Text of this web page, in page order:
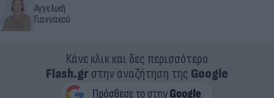
Αγγελική
Γιαννακού
Κάνε κλικ και δες περισσότερο
Flash.grστην αναζήτηση της Google